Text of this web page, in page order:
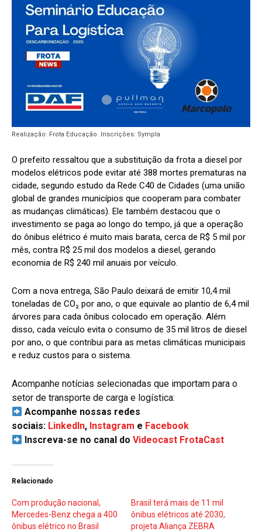
Realização: Frota Educação. Inscrições: Sympla
O prefeito ressaltou que a substituição da frota a diesel por
modelos elétricos pode evitar até 388 mortes prematuras na
cidade, segundo estudo da Rede C40 de Cidades (uma união
global de grandes municípios que cooperam para combater
as mudanças climáticas). Ele também destacou que o
investimento se paga ao longo do tempo, já que a operação
do ônibus elétrico é muito mais barata, cerca de R$ 5 mil por
mês, contra R$ 25 mil dos modelos a diesel, gerando
economia de R$ 240 mil anuais por veículo.
Com a nova entrega, São Paulo deixará de emitir 10,4 mil
toneladas de CO₂ por ano, o que equivale ao plantio de 6,4 mil
árvores para cada ônibus colocado em operação. Além
disso, cada veículo evita o consumo de 35 mil litros de diesel
por ano, o que contribui para as metas climáticas municipais
e reduz custos para o sistema.
Acompanhe notícias selecionadas que importam para o
setor de transporte de carga e logística:
Acompanhe nossas redes
sociais: LinkedIn, Instagram e Facebook
Inscreva-se no canal doVideocast FrotaCast
Relacionado
Com produção nacional,
Mercedes-Benz chega a 400
ônibus elétrico no Brasil
Brasil terá mais de 11 mil
ônibus elétricos até 2030,
projeta Aliança ZEBRA